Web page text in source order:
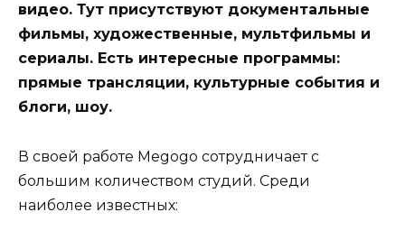
видео. Тут присутствуют документальные
фильмы, художественные, мультфильмы и
сериалы. Есть интересные программы:
прямые трансляции, культурные события и
блоги, шоу.
В своей работе Megogo сотрудничает с
большим количеством студий. Среди
наиболее известных: